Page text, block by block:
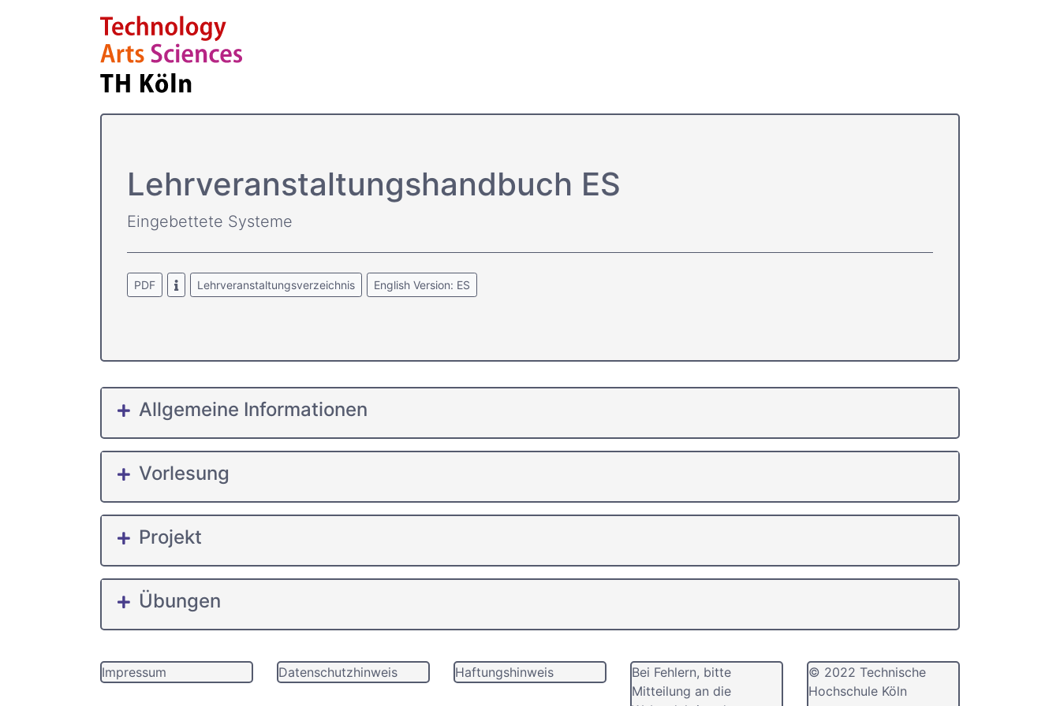
Lehrver­anstaltungs­handbuch ES
Eingebettete Systeme
PDF Lehrveranstaltungsverzeichnis English Version: ES
Allgemeine Informationen
Vorlesung
Projekt
Übungen
Impressum Datenschutzhinweis Haftungshinweis
Bei Fehlern, bitte
Mitteilung an die
© 2022 Technische
Hochschule Köln